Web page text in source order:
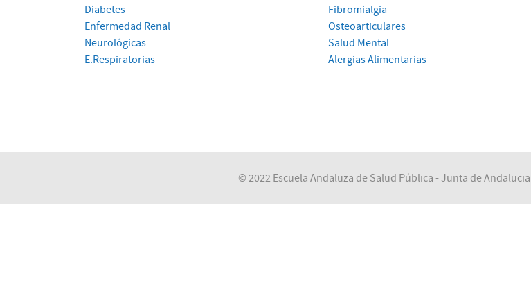
Diabetes
Enfermedad Renal
Neurológicas
E.Respiratorias
Fibromialgia
Osteoarticulares
Salud Mental
Alergias Alimentarias
© 2022 Escuela Andaluza de Salud Pública - Junta de Andalucia |